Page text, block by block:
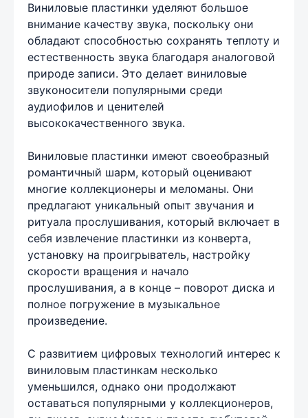
Виниловые пластинки уделяют большое
внимание качеству звука, поскольку они
обладают способностью сохранять теплоту и
естественность звука благодаря аналоговой
природе записи. Это делает виниловые
звуконосители популярными среди
аудиофилов и ценителей
высококачественного звука.
Виниловые пластинки имеют своеобразный
романтичный шарм, который оценивают
многие коллекционеры и меломаны. Они
предлагают уникальный опыт звучания и
ритуала прослушивания, который включает в
себя извлечение пластинки из конверта,
установку на проигрыватель, настройку
скорости вращения и начало
прослушивания, а в конце – поворот диска и
полное погружение в музыкальное
произведение.
С развитием цифровых технологий интерес к
виниловым пластинкам несколько
уменьшился, однако они продолжают
оставаться популярными у коллекционеров,